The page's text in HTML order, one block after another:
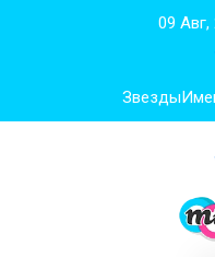
09 Авг,
Звезды